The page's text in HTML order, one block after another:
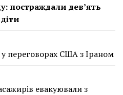
постраждали дев’ять
переговорах США з Іраном
евакуювали з